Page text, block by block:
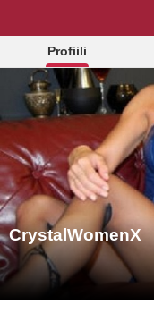
Profiili
CrystalWomenX